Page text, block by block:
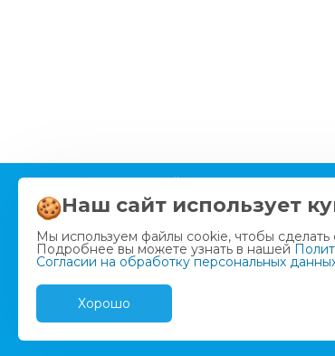
Все права защищены
Согласие на обработку
персональных данных
ООО "Медицинский лечебно-
диагностический центр «Новый
взгляд»"
ИНН: 4312154853
Наш сайт использует
Мы используем файлы cookie, чтобы
Подробнее вы можете узнать в нашей
Согласии на обработку персональных
Хорошо